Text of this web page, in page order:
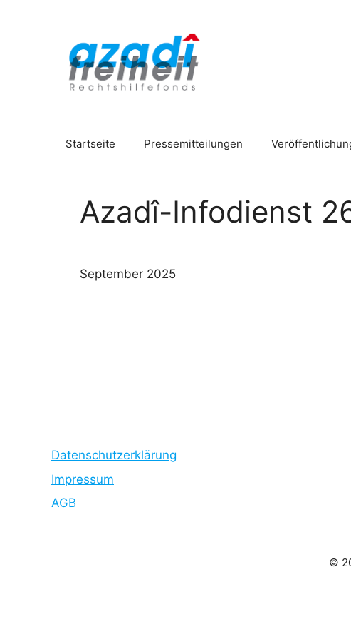
Startseite Pressemitteilungen
Azadî-Infodienst
September 2025
Datenschutzerklärung
Impressum
AGB
©